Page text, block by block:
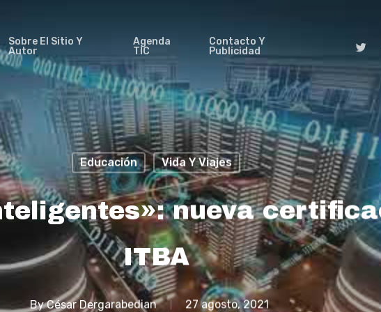
Sobre El Sitio Y
Autor
Agenda
TIC
Contacto Y
Publicidad
Educación Vida Y Viajes
nueva
ITBA
By César Dergarabedian 27 agosto, 2021